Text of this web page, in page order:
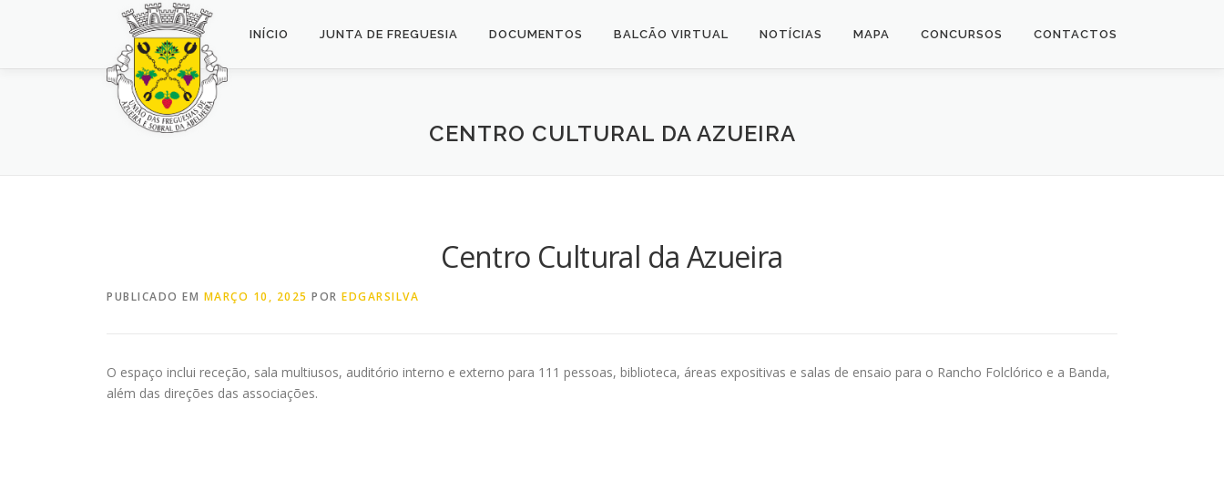
INÍCIO JUNTA DE FREGUESIA DOCUMENTOS BALCÃO VIRTUAL NOTÍCIAS MAPA CONCURSOS CONTACTOS
CENTRO CULTURAL DA AZUEIRA
Centro Cultural da Azueira
PUBLICADO EM MARÇO 10, 2025 POR EDGARSILVA
O espaço inclui receção, sala multiusos, auditório interno e externo para 111 pessoas, biblioteca, áreas expositivas e salas de ensaio para o Rancho Folclórico e a Banda,
além das direções das associações.